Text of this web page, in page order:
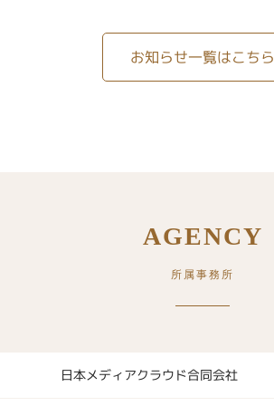
お知らせ一覧はこちら
AGENCY
所属事務所
日本メディアクラウド合同会社